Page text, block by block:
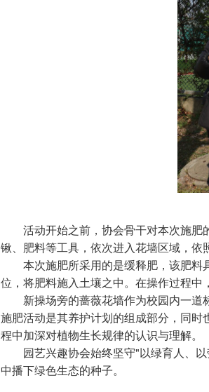
活动开始之前，协会骨干对本次施
锹、肥料等工具，依次进入花墙区域，依
本次施肥所采用的是缓释肥，该肥
位，将肥料施入土壤之中。在操作过程中
新操场旁的蔷薇花墙作为校园内一
施肥活动是其养护计划的组成部分，同
程中加深对植物生长规律的认识与理解。
园艺兴趣协会始终坚守"以绿育人、
中播下绿色生态的种子。